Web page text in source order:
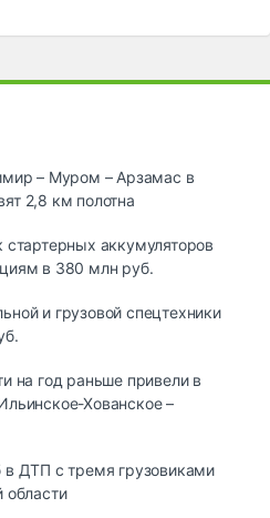
– Муром – Арзамас в
2,8 км полотна
стартерных аккумуляторов
в 380 млн руб.
и грузовой спецтехники
на год раньше привели в
Хованское –
в ДТП с тремя грузовиками
области